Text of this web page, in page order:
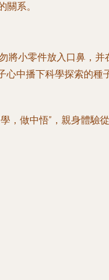
系。
小零件放入口鼻，并
心中播下科學探索的
，做中悟”，親身體驗